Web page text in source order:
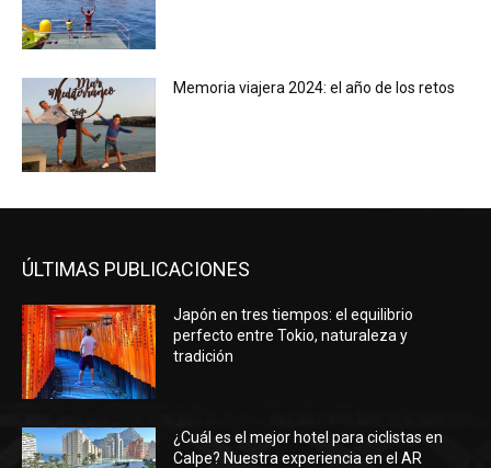
Memoria viajera 2024: el año de los retos
ÚLTIMAS PUBLICACIONES
Japón en tres tiempos: el equilibrio
perfecto entre Tokio, naturaleza y
tradición
¿Cuál es el mejor hotel para ciclistas en
Calpe? Nuestra experiencia en el AR